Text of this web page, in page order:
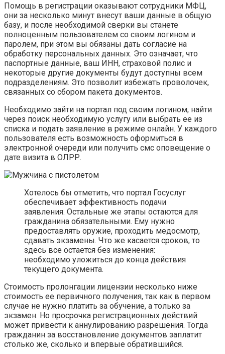
Помощь в регистрации оказывают сотрудники МФЦ,
они за несколько минут внесут ваши данные в общую
базу, и после необходимой сверки вы станете
полноценным пользователем со своим логином и
паролем, при этом вы обязаны дать согласие на
обработку персональных данных. Это означает, что
паспортные данные, ваш ИНН, страховой полис и
некоторые другие документы будут доступны всем
подразделениям. Это позволит избежать проволочек,
связанных со сбором пакета документов.
Необходимо зайти на портал под своим логином, найти
через поиск необходимую услугу или выбрать ее из
списка и подать заявление в режиме онлайн. У каждого
пользователя есть возможность оформиться в
электронной очереди или получить смс оповещение о
дате визита в ОЛРР.
Хотелось бы отметить, что портал Госуслуг
обеспечивает эффективность подачи
заявления. Остальные же этапы остаются для
гражданина обязательными. Ему нужно
предоставлять оружие, проходить медосмотр,
сдавать экзамены. Что же касается сроков, то
здесь все остается без изменения:
необходимо уложиться до конца действия
текущего документа.
Стоимость пролонгации лицензии несколько ниже
стоимость ее первичного получения, так как в первом
случае не нужно платить за обучение, а только за
экзамен. Но просрочка регистрационных действий
может привести к аннулированию разрешения. Тогда
гражданин за восстановление документов заплатит
столько же, сколько и впервые обратившийся.